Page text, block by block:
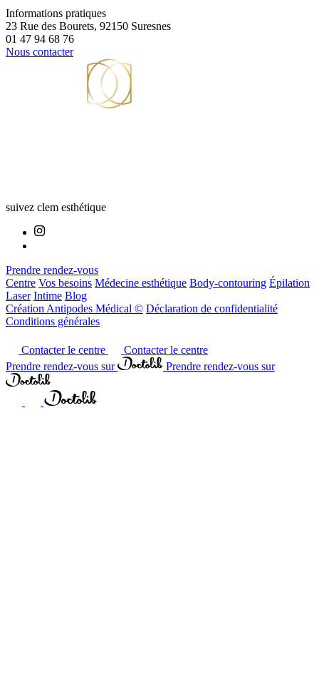
Informations pratiques
23 Rue des Bourets, 92150 Suresnes
01 47 94 68 76
Nous contacter
suivez clem esthétique
Prendre rendez-vous
Centre Vos besoins Médecine esthétique Body-contouring Épilation
Laser Intime Blog
Création Antipodes Médical © Déclaration de confidentialité
Conditions générales
Contacter le centre
Contacter le centre
Prendre rendez-vous sur
Prendre rendez-vous sur